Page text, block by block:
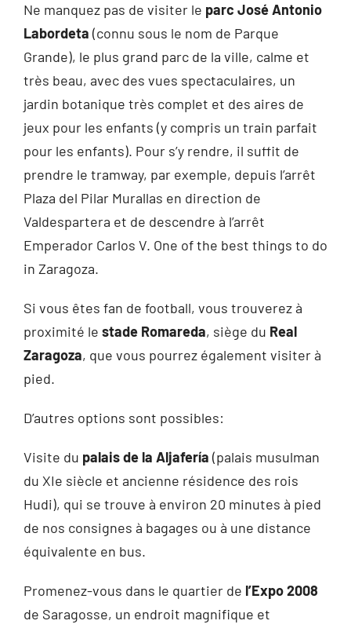
Ne manquez pas de visiter le parc José Antonio
Labordeta (connu sous le nom de Parque
Grande), le plus grand parc de la ville, calme et
très beau, avec des vues spectaculaires, un
jardin botanique très complet et des aires de
jeux pour les enfants (y compris un train parfait
pour les enfants). Pour s’y rendre, il suffit de
prendre le tramway, par exemple, depuis l’arrêt
Plaza del Pilar Murallas en direction de
Valdespartera et de descendre à l’arrêt
Emperador Carlos V. One of the best things to do
in Zaragoza.
Si vous êtes fan de football, vous trouverez à
proximité le stade Romareda, siège du Real
Zaragoza, que vous pourrez également visiter à
pied.
D’autres options sont possibles:
Visite du palais de la Aljafería (palais musulman
du XIe siècle et ancienne résidence des rois
Hudi), qui se trouve à environ 20 minutes à pied
de nos consignes à bagages ou à une distance
équivalente en bus.
Promenez-vous dans le quartier de l’Expo 2008
de Saragosse, un endroit magnifique et